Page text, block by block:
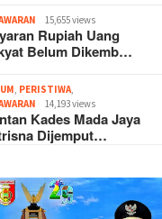
15,655 views
Rupiah Uang
Belum Dikemb…
PERISTIWA
14,193 views
Kades Mada Jaya
Dijemput…